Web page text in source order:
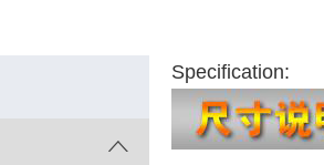
Specification: